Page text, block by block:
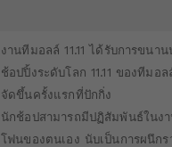
งานทีมอลล์ 11.11 ได้รับการขนา
ช้อปปิ้งระดับโลก 11.11 ของทีมอ
จัดขึ้นครั้งแรกที่ปักกิ่ง
นักช้อปสามารถมีปฏิสัมพันธ์ในง
โฟนของตนเอง นับเป็นการผนึกร